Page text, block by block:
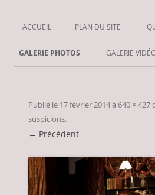
Aller
ACCUEIL PLAN DU SITE
GALERIE PHOTOS GALERIE
Publié le 17 février 2014à 640 × 427
suspicions.
← Précédent